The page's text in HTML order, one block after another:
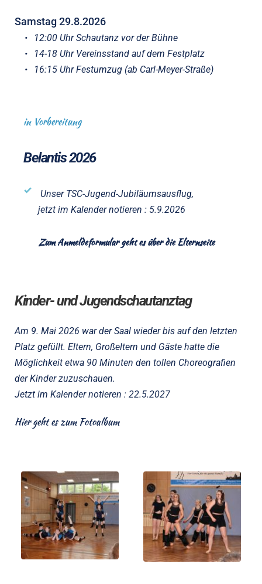
Samstag 29.8.2026
12:00 Uhr Schautanz vor der Bühne
14-18 Uhr Vereinsstand auf dem Festplatz
16:15 Uhr Festumzug (ab Carl-Meyer-Straße)
in Vorbereitung
Belantis 2026
Unser TSC-Jugend-Jubiläumsausflug,
jetzt im Kalender notieren : 5.9.2026
Zum Anmeldeformular geht es über die Elternseite
Kinder- und Jugendschautanztag
Am 9. Mai 2026 war der Saal wieder bis auf den letzten
Platz gefüllt. Eltern, Großeltern und Gäste hatte die
Möglichkeit etwa 90 Minuten den tollen Choreografien
der Kinder zuzuschauen.
Jetzt im Kalender notieren : 22.5.2027
Hier geht es zum Fotoalbum